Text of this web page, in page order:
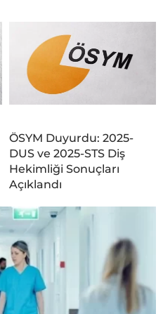
ÖSYM Duyurdu: 2025-
DUS ve 2025-STS Diş
Hekimliği Sonuçları
Açıklandı